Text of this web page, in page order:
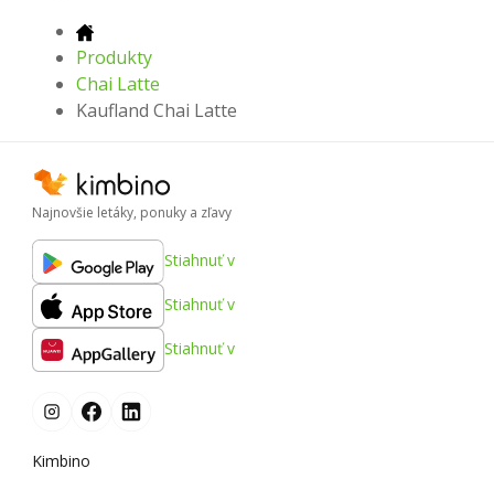
Produkty
Chai Latte
Kaufland Chai Latte
Najnovšie letáky, ponuky a zľavy
Stiahnuť v
Stiahnuť v
Stiahnuť v
Kimbino